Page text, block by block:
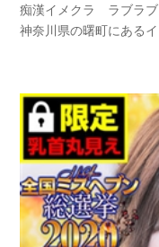
少ない美少女に
ュ！
痴漢イメクラ ラブラブ
神奈川県の曙町にある
クラなので女の子がコ
メージしたイメクラで
い。「電車で経験未...